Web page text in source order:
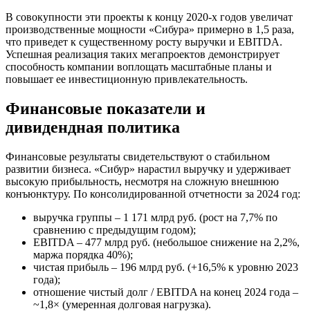
В совокупности эти проекты к концу 2020-х годов увеличат
производственные мощности «Сибура» примерно в 1,5 раза,
что приведет к существенному росту выручки и EBITDA.
Успешная реализация таких мегапроектов демонстрирует
способность компании воплощать масштабные планы и
повышает ее инвестиционную привлекательность.
Финансовые показатели и
дивидендная политика
Финансовые результаты свидетельствуют о стабильном
развитии бизнеса. «Сибур» нарастил выручку и удерживает
высокую прибыльность, несмотря на сложную внешнюю
конъюнктуру. По консолидированной отчетности за 2024 год:
выручка группы – 1 171 млрд руб. (рост на 7,7% по
сравнению с предыдущим годом);
EBITDA – 477 млрд руб. (небольшое снижение на 2,2%,
маржа порядка 40%);
чистая прибыль – 196 млрд руб. (+16,5% к уровню 2023
года);
отношение чистый долг / EBITDA на конец 2024 года –
~1,8× (умеренная долговая нагрузка).